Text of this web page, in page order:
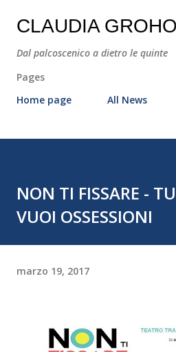
Passa ai contenuti
CLAUDIA
Dal palcoscenico a dietro le quinte
Pages
Home page
All News
NON TI FISSARE -
VUOI OSSESSIONI
marzo 19, 2017